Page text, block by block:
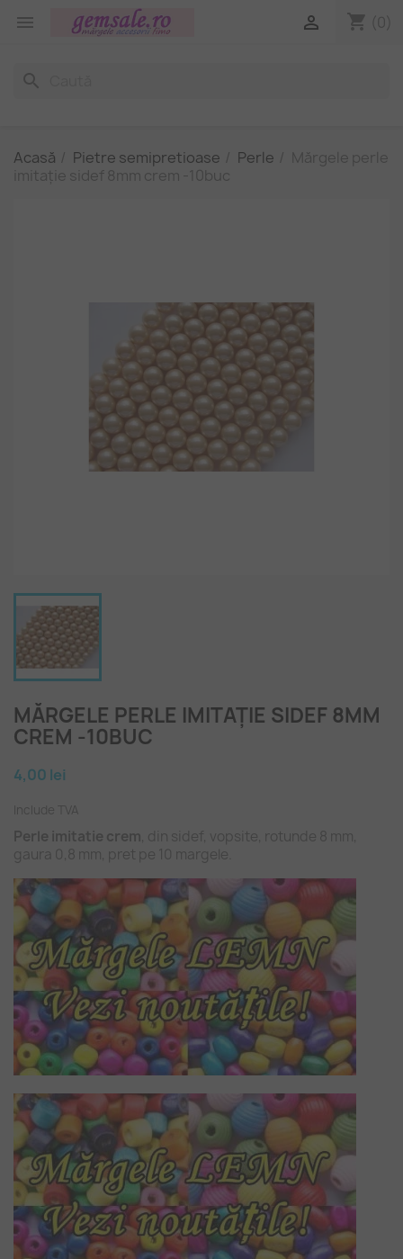
 shopping_cart (0)

search
Acasă Pietre semipretioase Perle
Mărgele perle
imitație sidef 8mm crem -10buc
MĂRGELE PERLE IMITAȚIE SIDEF 8MM
CREM -10BUC
4,00 lei
Include TVA
Perle imitatie crem, din sidef, vopsite, rotunde 8 mm,
gaura 0,8 mm, pret pe 10 margele.